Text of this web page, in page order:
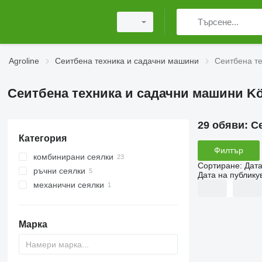
Agroline Сеитбена техника и садачни машини Сеитбена
Сеитбена техника и садачни машини
Категория
комбинирани сеялки
ръчни сеялки
механични сеялки
Марка
29 обяви:
Филтър
Сортиране:
Дата на